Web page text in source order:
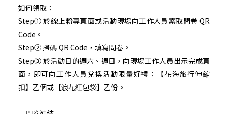
如何領取：
Step① 於線上粉專頁面或活動現場向工作人員索取問卷 QR
Code。
Step② 掃碼 QR Code，填寫問卷。
Step③ 於活動日的週六、週日，向現場工作人員出示完成頁
面，即可向工作人員兌換活動限量好禮：【花海旅行伸縮
扣】乙個或【浪花紅包袋】乙份。